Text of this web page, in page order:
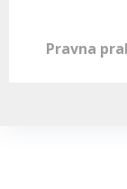
Pravna